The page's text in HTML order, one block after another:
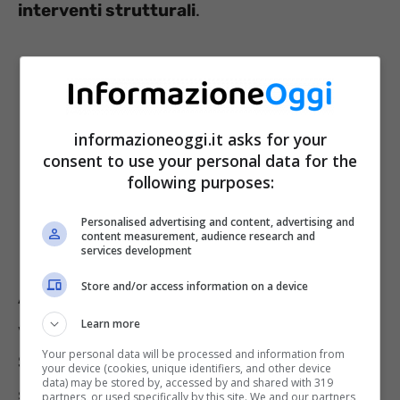
interventi strutturali.
A rilanciare la riflessione è anche l’
voce del suo presidente Gabriele Fava.
Secondo l’Istituto, il problema non si risolve
semplicemente innalzando l’età di uscita dal
informazioneoggi.it asks for your
consent to use your personal data for the
following purposes:
Personalised advertising and content, advertising and
content measurement, audience research and
services development
Store and/or access information on a device
Learn more
Your personal data will be processed and information from
your device (cookies, unique identifiers, and other device
data) may be stored by, accessed by and shared with 319
partners, or used specifically by this site. We and our partners